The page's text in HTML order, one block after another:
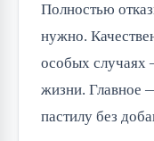
Полностью
нужно.
особых случаях
жизни. Главное
пастилу без